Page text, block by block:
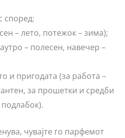
според:
– лето, потежок – зима);
– полесен, навечер –
и пригодата (за работа –
за прошетки и средби
чувајте го парфемот